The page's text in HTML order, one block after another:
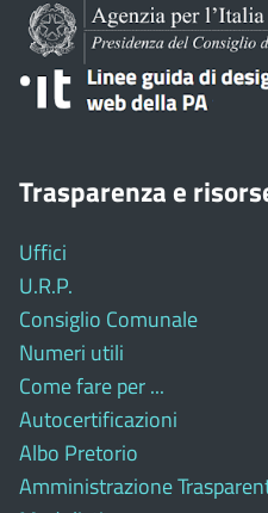
Trasparenza e
Uffici
U.R.P.
Consiglio Comunale
Numeri utili
Come fare per ...
Autocertificazioni
Albo Pretorio
Amministrazione